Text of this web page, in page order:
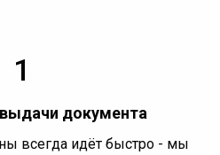
1
документа
всегда идёт быстро - мы